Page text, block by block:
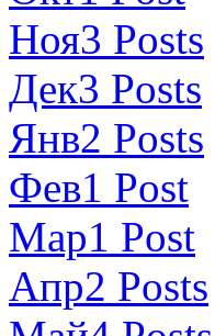
Ноя3 Posts
Дек3 Posts
Янв2 Posts
Фев1 Post
Мар1 Post
Апр2 Posts